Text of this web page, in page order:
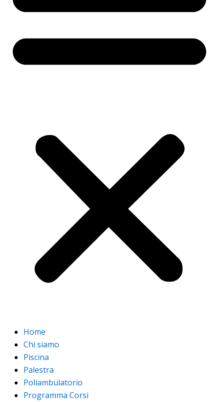
Home
Chi siamo
Piscina
Palestra
Poliambulatorio
Programma Corsi